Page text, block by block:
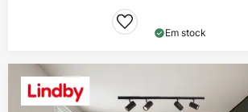
Em stock